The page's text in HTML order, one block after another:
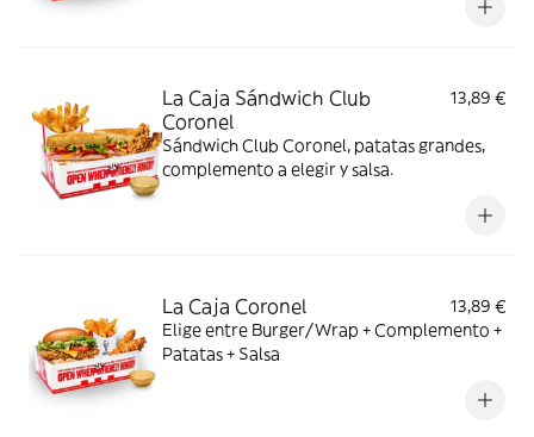
La Caja Sándwich Club
Coronel
13,89 €
Sándwich Club Coronel, patatas grandes,
complemento a elegir y salsa.
La Caja Coronel
13,89 €
Elige entre Burger/Wrap + Complemento +
Patatas + Salsa